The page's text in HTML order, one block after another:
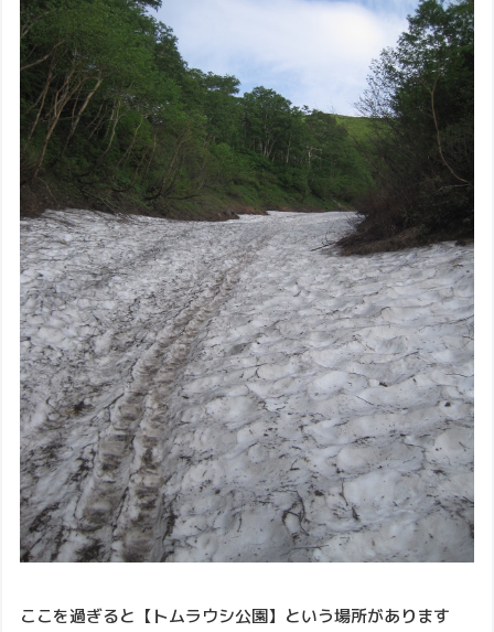
ここを過ぎると【トムラウシ公園】という場所があります